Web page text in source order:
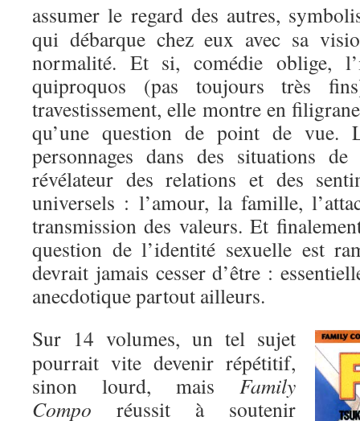
assumer le regard des autres,
qui débarque chez eux avec sa
normalité. Et si, comédie oblige,
quiproquos (pas toujours très
travestissement, elle montre en
qu’une question de point de vue.
personnages dans des situations
révélateur des relations et des
universels : l’amour, la famille,
transmission des valeurs. Et
question de l’identité sexuelle est
devrait jamais cesser d’être :
anecdotique partout ailleurs.
Sur 14 volumes, un tel sujet
pourrait vite devenir répétitif,
sinon lourd, mais Family
Compo réussit à soutenir